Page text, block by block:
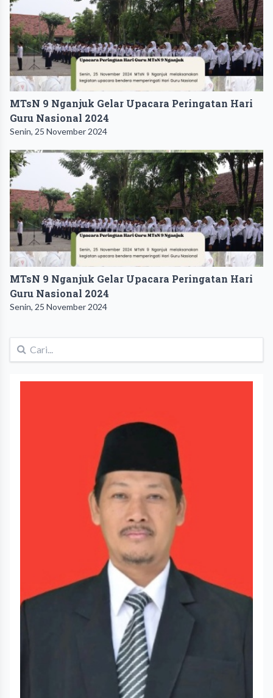
MTsN 9 Nganjuk Gelar Upacara Peringatan Hari
Guru Nasional 2024
Senin, 25 November 2024
MTsN 9 Nganjuk Gelar Upacara Peringatan Hari
Guru Nasional 2024
Senin, 25 November 2024